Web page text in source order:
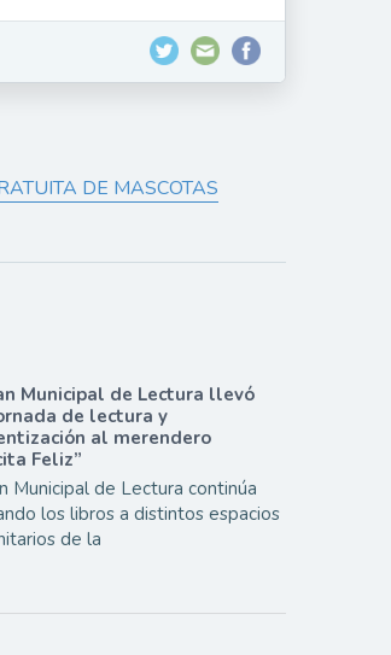
DE MASCOTAS
Municipal de Lectura llevó
de lectura y
al merendero
Feliz”
Municipal de Lectura continúa
los libros a distintos espacios
de la